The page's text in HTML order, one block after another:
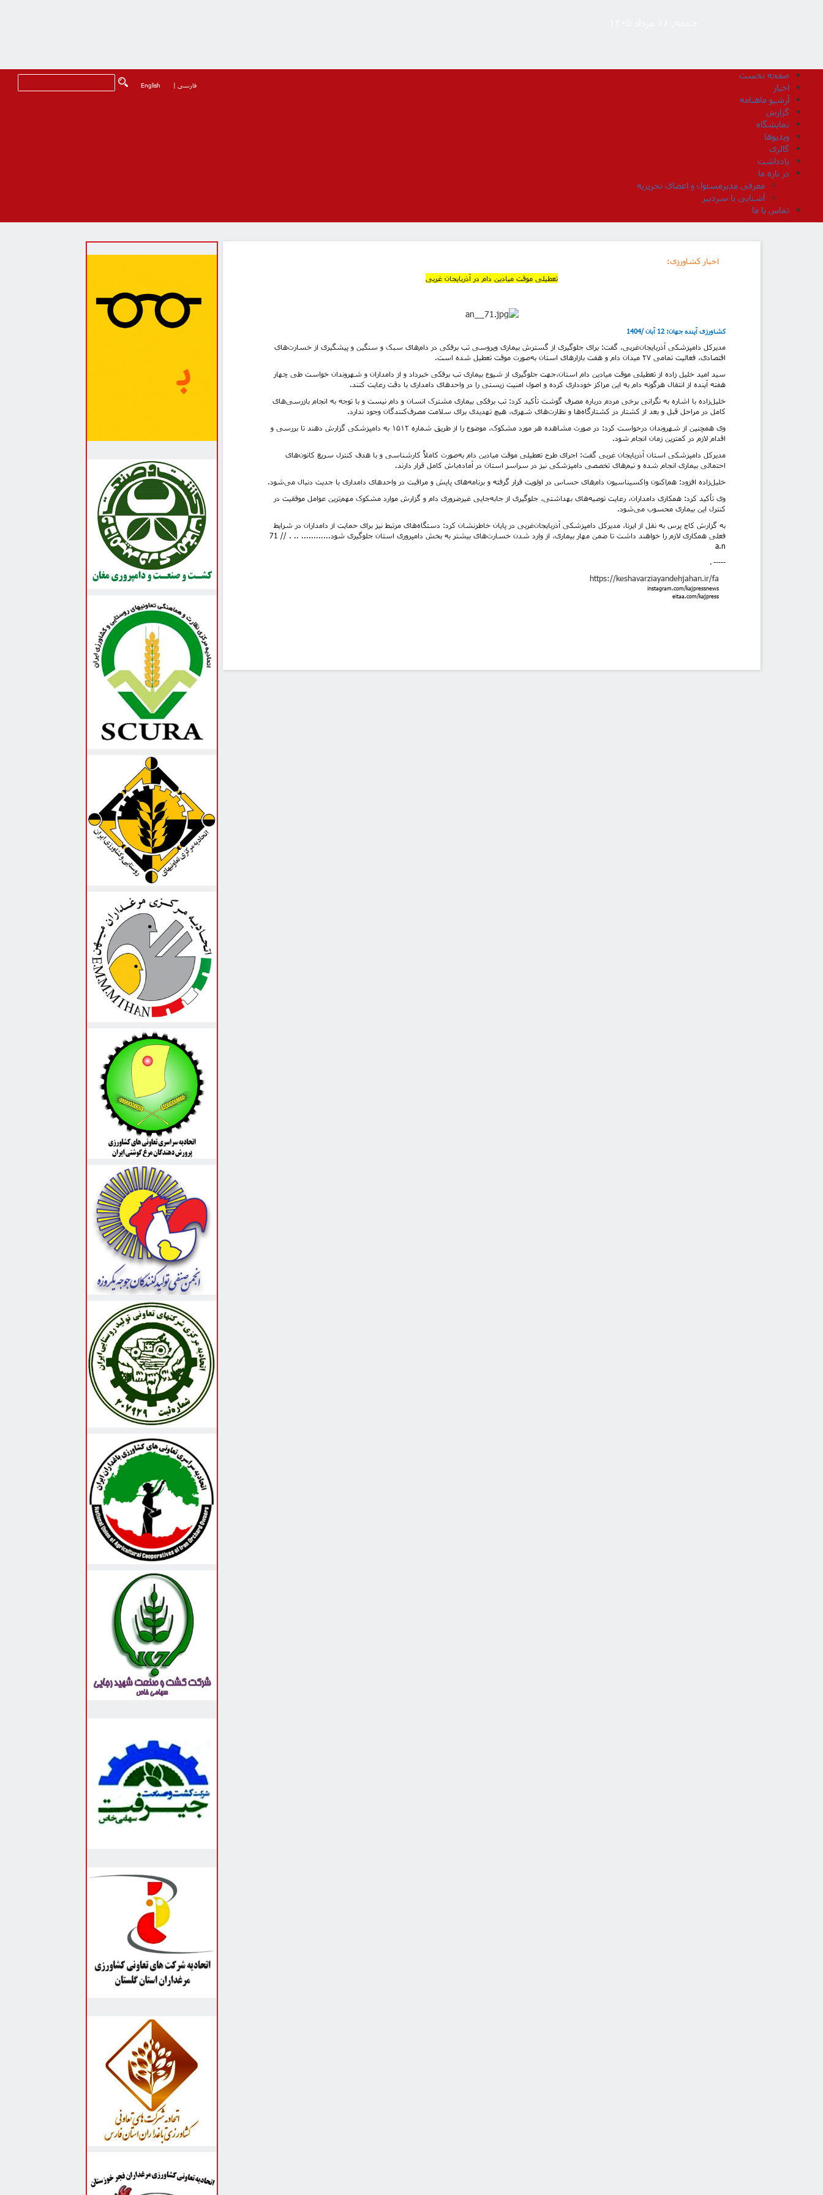
صفحه نخست
اخبار
آرشیو ماهنامه
گزارش
نمایشگاه
ویدیوها
گالری
یادداشت
در باره ما
معرفی مدیرمسئول و اعضای تحریریه
آشنایی با سردبیر
تماس با ما
فارسی |
English
اخبار کشاورزی:
تعطیلی موقت میادین دام در آذربایجان غربی
کشاورزی آینده جهان: 12 آبان /1404
مدیرکل دامپزشکی آذربایجان‌غربی، گفت: برای جلوگیری از گسترش بیماری ویروسی تب برفکی در دام‌های سبک و سنگین و پیشگیری از خسارت‌های
اقتصادی، فعالیت تمامی ۲۷ میدان دام و هفت‌ بازارهای استان به‌صورت موقت تعطیل شده است.
سید امید خلیل زاده از تعطیلی موقت میادین دام استان،جهت جلوگیری از شیوع بیماری تب برفکی خبرداد و از دامداران و شهروندان خواست طی چهار
هفته آینده از انتقال هرگونه دام به این مراکز خودداری کرده و اصول امنیت زیستی را در واحدهای دامداری با دقت رعایت کنند.
خلیل‌زاده با اشاره به نگرانی برخی مردم درباره مصرف گوشت تأکید کرد: تب برفکی بیماری مشترک انسان و دام نیست و با توجه به انجام بازرسی‌های
کامل در مراحل قبل و بعد از کشتار در کشتارگاه‌ها و نظارت‌های شهری، هیچ تهدیدی برای سلامت مصرف‌کنندگان وجود ندارد.
وی همچنین از شهروندان درخواست کرد: در صورت مشاهده هر مورد مشکوک، موضوع را از طریق شماره ۱۵۱۲ به دامپزشکی گزارش دهند تا بررسی و
اقدام لازم در کمترین زمان انجام شود.
مدیرکل دامپزشکی استان آذربایجان غربی گفت: اجرای طرح تعطیلی موقت میادین دام به‌صورت کاملاً کارشناسی و با هدف کنترل سریع کانون‌های
احتمالی بیماری انجام شده و تیم‌های تخصصی دامپزشکی نیز در سراسر استان در آماده‌باش کامل قرار دارند.
خلیل‌زاده افزود: هم‌اکنون واکسیناسیون دام‌های حساس در اولویت قرار گرفته و برنامه‌های پایش و مراقبت در واحدهای دامداری با جدیت دنبال می‌شود.
وی تأکید کرد: همکاری دامداران، رعایت توصیه‌های بهداشتی، جلوگیری از جابه‌جایی غیرضروری دام و گزارش موارد مشکوک مهم‌ترین عوامل موفقیت در
کنترل این بیماری محسوب می‌شود.
به گزارش کاج پرس به نقل از ایرنا، مدیرکل دامپزشکی آذربایجان‌غربی در پایان خاطرنشان کرد: دستگاه‌های مرتبط نیز برای حمایت از دامداران در شرایط
فعلی همکاری لازم را خواهند داشت تا ضمن مهار بیماری، از وارد شدن خسارت‌های بیشتر به بخش دامپروری استان جلوگیری شود............ .. . // 71
a.n
. -----
https://keshavarziayandehjahan.ir/fa
instagram.com/kajpressnews
eitaa.com/kajpress